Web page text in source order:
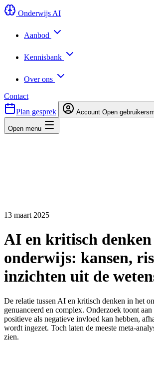
Onderwijs AI
Aanbod
Kennisbank
Over ons
Contact
Plan gesprek
Account Open
Open menu
13 maart 2025
AI en kritisch
onderwijs: kansen,
inzichten uit de
De relatie tussen AI en kritisch denken in het
genuanceerd en complex. Onderzoek toont
positieve als negatieve invloed kan hebben,
wordt ingezet. Toch laten de meeste meta-
zien.